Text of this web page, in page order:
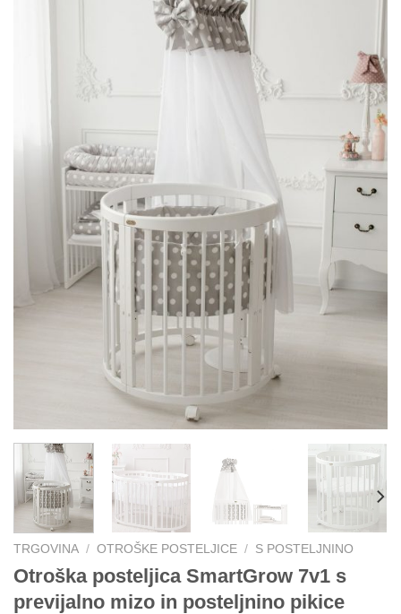
TRGOVINA / OTROŠKE POSTELJICE / S POSTELJNINO
Otroška posteljica SmartGrow 7v1 s
previjalno mizo in posteljnino pikice